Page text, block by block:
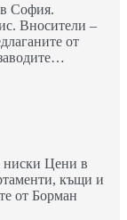
София.
Вносители –
от
ниски Цени в
къщи и
от Борман